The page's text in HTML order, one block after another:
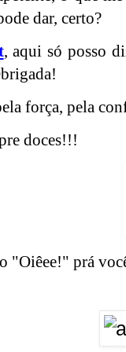
dar, certo?
, aqui só posso
força, pela
doces!!!
"Oiêee!" prá